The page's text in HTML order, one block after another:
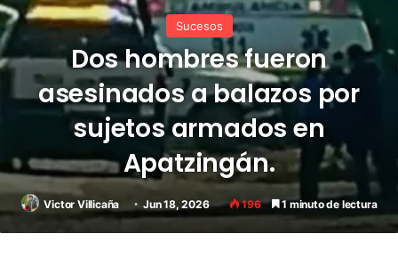
Sucesos
Dos hombres fueron
asesinados a balazos por
sujetos armados en
Apatzingán.
Victor Villicaña Jun 18, 2026 196 1 minuto de lectura